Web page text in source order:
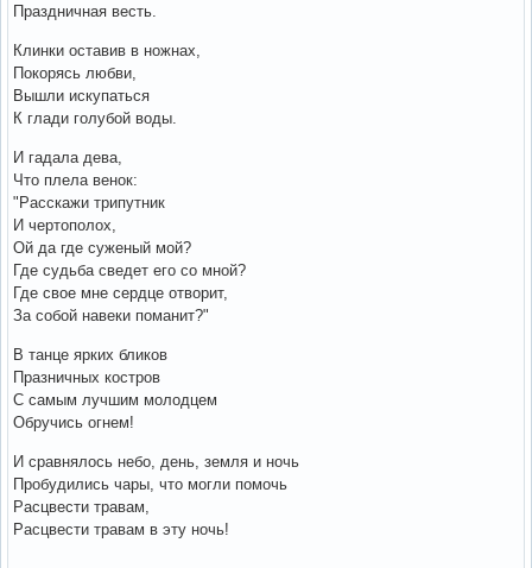
Праздничная весть.
Клинки оставив в ножнах,
Покорясь любви,
Вышли искупаться
К глади голубой воды.
И гадала дева,
Что плела венок:
"Расскажи трипутник
И чертополох,
Ой да где суженый мой?
Где судьба сведет его со мной?
Где свое мне сердце отворит,
За собой навеки поманит?"
В танце ярких бликов
Празничных костров
С самым лучшим молодцем
Обручись огнем!
И сравнялось небо, день, земля и ночь
Пробудились чары, что могли помочь
Расцвести травам,
Расцвести травам в эту ночь!